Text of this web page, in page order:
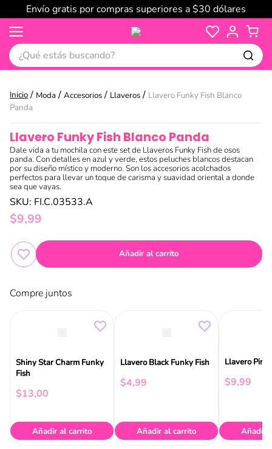
Envío gratis por compras superiores a $30 dólares
¿Qué estás buscando?
Moda Accesorios Llaveros
Llavero Funky Fish Blanco
Panda
Llavero Funky Fish Blanco Panda
Dale vida a tu mochila con este set de Llaveros Funky Fish de osos
panda. Con detalles en azul y verde, estos peluches blancos destacan
por su diseño místico y moderno. Son los accesorios acolchados
perfectos para llevar un toque de carisma y suavidad oriental a donde
sea que vayas.
SKU: FI.C.03533.A
$9,99
Añadir al carrito
Compre juntos
Shiny Star Charm Funky
Fish
$13,00
Añadir al carrito
Llavero Black Funky Fish
$4,99
Añadir al carrito
Llavero Pink
$9,99
Añadir